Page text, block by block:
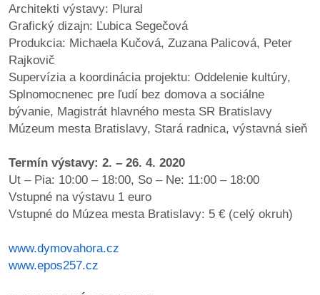
Architekti výstavy: Plural
Grafický dizajn: Ľubica Segečová
Produkcia: Michaela Kučová, Zuzana Palicová, Peter
Rajkovič
Supervízia a koordinácia projektu: Oddelenie kultúry,
Splnomocnenec pre ľudí bez domova a sociálne
bývanie, Magistrát hlavného mesta SR Bratislavy
Múzeum mesta Bratislavy, Stará radnica, výstavná sieň
Termín výstavy: 2. – 26. 4. 2020
Ut – Pia: 10:00 – 18:00, So – Ne: 11:00 – 18:00
Vstupné na výstavu 1 euro
Vstupné do Múzea mesta Bratislavy: 5 € (celý okruh)
www.dymovahora.cz
www.epos257.cz